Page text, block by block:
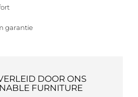
garantie
DOOR ONS
FURNITURE